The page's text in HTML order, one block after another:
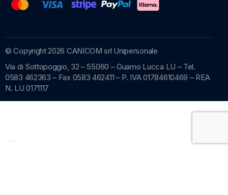
© Copyright 2026 CANICOM srl Unipersonale
Via di Sottopoggio, 32 – 55060 – Guamo Lucca LU – Tel.
0583 462363 – Fax 0583 462411 – P. IVA 01784610469 – REA
N. LU 0171117